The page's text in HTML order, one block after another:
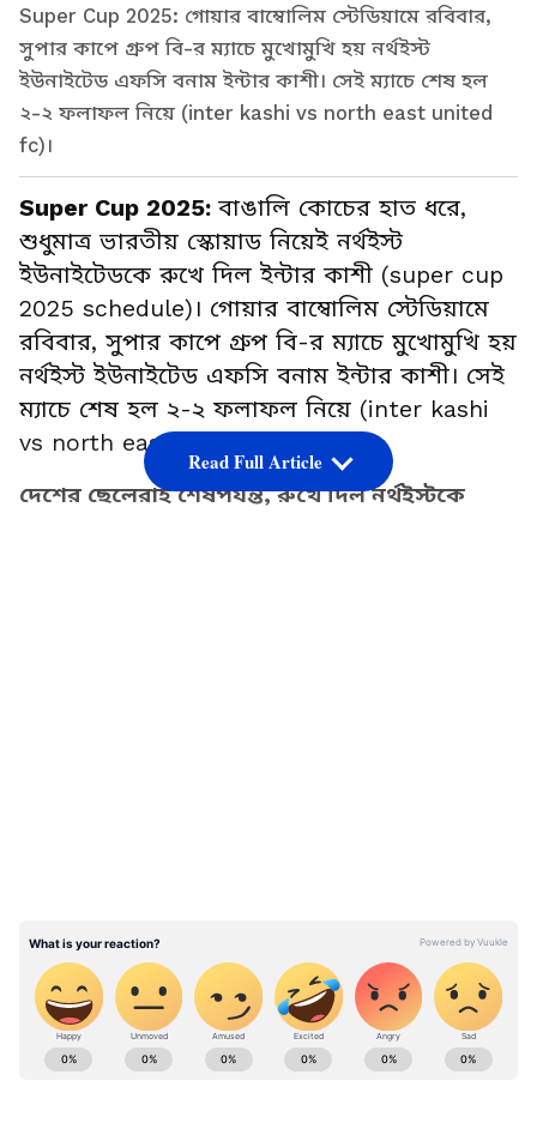
Super Cup 2025: গোয়ার বাম্বোলিম স্টেডিয়ামে রবিবার,
সুপার কাপে গ্রুপ বি-র ম্যাচে মুখোমুখি হয় নর্থইস্ট
ইউনাইটেড এফসি বনাম ইন্টার কাশী। সেই ম্যাচে শেষ হল
২-২ ফলাফল নিয়ে (inter kashi vs north east united
fc)।
Super Cup 2025: বাঙালি কোচের হাত ধরে,
শুধুমাত্র ভারতীয় স্কোয়াড নিয়েই নর্থইস্ট
ইউনাইটেডকে রুখে দিল ইন্টার কাশী (super cup
2025 schedule)। গোয়ার বাম্বোলিম স্টেডিয়ামে
রবিবার, সুপার কাপে গ্রুপ বি-র ম্যাচে মুখোমুখি হয়
নর্থইস্ট ইউনাইটেড এফসি বনাম ইন্টার কাশী। সেই
ম্যাচে শেষ হল ২-২ ফলাফল নিয়ে (inter kashi
vs north east united fc)।
দেশের ছেলেরাই শেষপর্যন্ত, রুখে দিল নর্থইস্টকে
Read Full Article
ABOUT THE AUTHOR